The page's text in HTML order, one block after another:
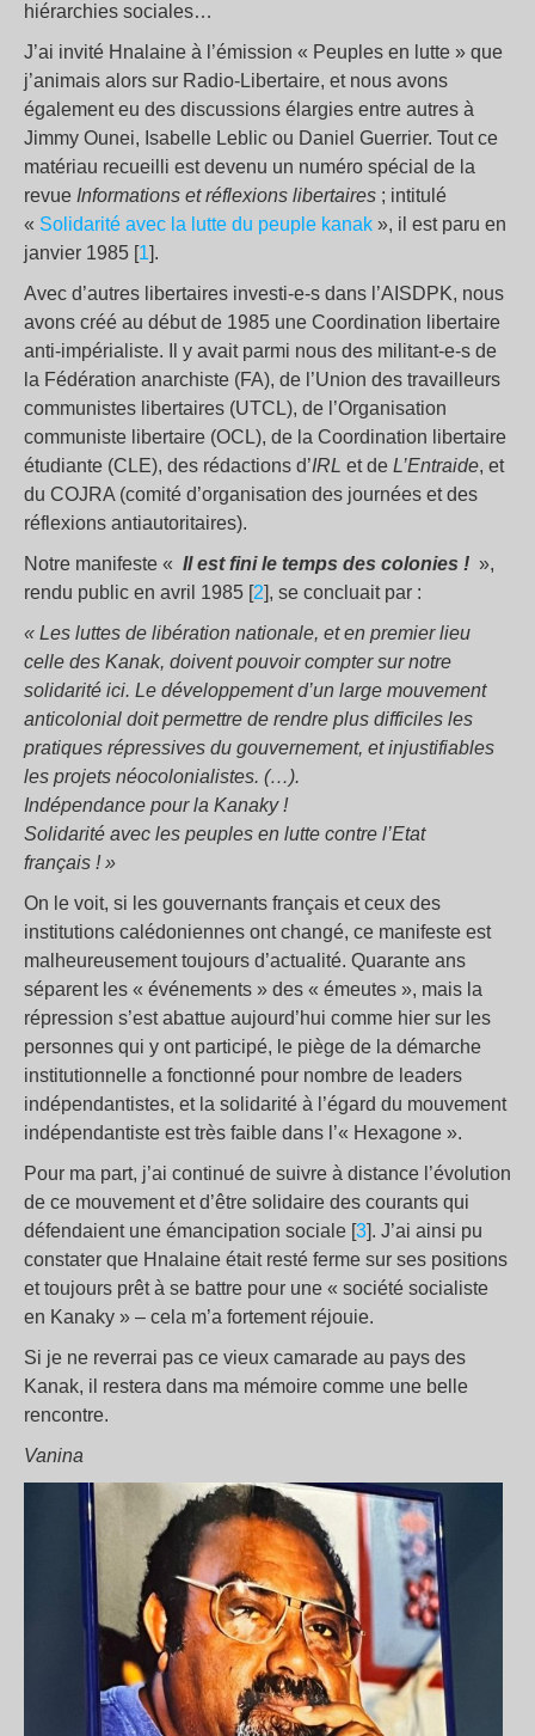
hiérarchies sociales…
J’ai invité Hnalaine à l’émission « Peuples en lutte » que
j’animais alors sur Radio-Libertaire, et nous avons
également eu des discussions élargies entre autres à
Jimmy Ounei, Isabelle Leblic ou Daniel Guerrier. Tout ce
matériau recueilli est devenu un numéro spécial de la
revue Informations et réflexions libertaires ; intitulé
« Solidarité avec la lutte du peuple kanak », il est paru en
janvier 1985 [1].
Avec d’autres libertaires investi-e-s dans l’AISDPK, nous
avons créé au début de 1985 une Coordination libertaire
anti-impérialiste. Il y avait parmi nous des militant-e-s de
la Fédération anarchiste (FA), de l’Union des travailleurs
communistes libertaires (UTCL), de l’Organisation
communiste libertaire (OCL), de la Coordination libertaire
étudiante (CLE), des rédactions d’IRL et de L’Entraide, et
du COJRA (comité d’organisation des journées et des
réflexions antiautoritaires).
Notre manifeste « Il est fini le temps des colonies ! »,
rendu public en avril 1985 [2], se concluait par :
« Les luttes de libération nationale, et en premier lieu
celle des Kanak, doivent pouvoir compter sur notre
solidarité ici. Le développement d’un large mouvement
anticolonial doit permettre de rendre plus difficiles les
pratiques répressives du gouvernement, et injustifiables
les projets néocolonialistes. (…).
Indépendance pour la Kanaky !
Solidarité avec les peuples en lutte contre l’Etat
français ! »
On le voit, si les gouvernants français et ceux des
institutions calédoniennes ont changé, ce manifeste est
malheureusement toujours d’actualité. Quarante ans
séparent les « événements » des « émeutes », mais la
répression s’est abattue aujourd’hui comme hier sur les
personnes qui y ont participé, le piège de la démarche
institutionnelle a fonctionné pour nombre de leaders
indépendantistes, et la solidarité à l’égard du mouvement
indépendantiste est très faible dans l’« Hexagone ».
Pour ma part, j’ai continué de suivre à distance l’évolution
de ce mouvement et d’être solidaire des courants qui
défendaient une émancipation sociale [3]. J’ai ainsi pu
constater que Hnalaine était resté ferme sur ses positions
et toujours prêt à se battre pour une « société socialiste
en Kanaky » – cela m’a fortement réjouie.
Si je ne reverrai pas ce vieux camarade au pays des
Kanak, il restera dans ma mémoire comme une belle
rencontre.
Vanina